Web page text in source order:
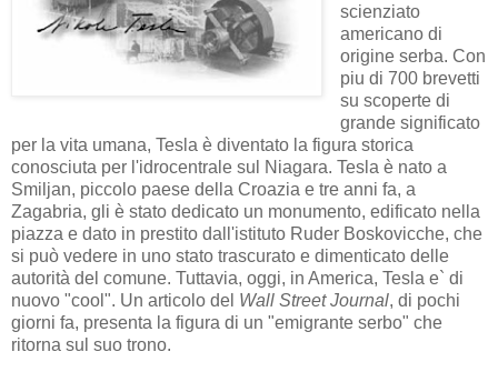
scienziato
americano di
origine serba. Con
piu di 700 brevetti
su scoperte di
grande significato
per la vita umana, Tesla è diventato la figura storica
conosciuta per l'idrocentrale sul Niagara. Tesla è nato a
Smiljan, piccolo paese della Croazia e tre anni fa, a
Zagabria, gli è stato dedicato un monumento, edificato nella
piazza e dato in prestito dall'istituto Ruder Boskovicche, che
si può vedere in uno stato trascurato e dimenticato delle
autorità del comune. Tuttavia, oggi, in America, Tesla e` di
nuovo "cool". Un articolo del Wall Street Journal, di pochi
giorni fa, presenta la figura di un "emigrante serbo" che
ritorna sul suo trono.